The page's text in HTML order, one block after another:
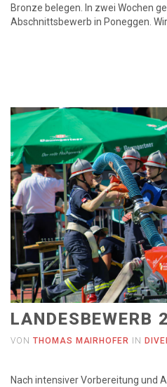
Bronze belegen. In zwei Wochen
Abschnittsbewerb in Poneggen.
LANDESBEWERB
VON THOMAS MAIRHOFER IN
Nach intensiver Vorbereitung und